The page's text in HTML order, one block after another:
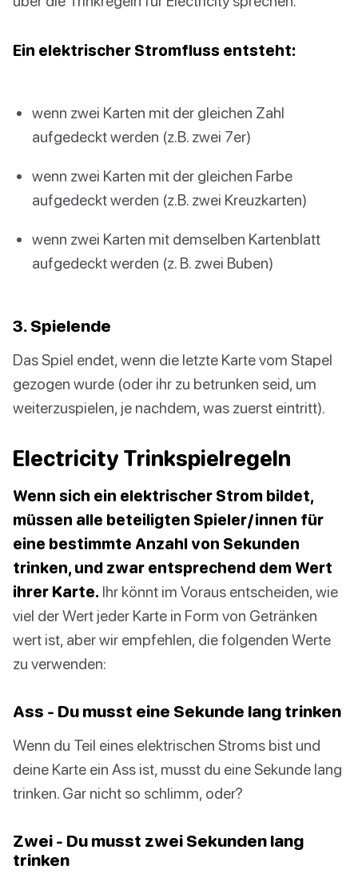
Ein elektrischer Stromfluss entsteht:
wenn zwei Karten mit der gleichen Zahl
aufgedeckt werden (z.B. zwei 7er)
wenn zwei Karten mit der gleichen Farbe
aufgedeckt werden (z.B. zwei Kreuzkarten)
wenn zwei Karten mit demselben Kartenblatt
aufgedeckt werden (z. B. zwei Buben)
3. Spielende
Das Spiel endet, wenn die letzte Karte vom Stapel
gezogen wurde (oder ihr zu betrunken seid, um
weiterzuspielen, je nachdem, was zuerst eintritt).
Electricity Trinkspielregeln
Wenn sich ein elektrischer Strom bildet,
müssen alle beteiligten Spieler/innen für
eine bestimmte Anzahl von Sekunden
trinken, und zwar entsprechend dem Wert
ihrer Karte. Ihr könnt im Voraus entscheiden, wie
viel der Wert jeder Karte in Form von Getränken
wert ist, aber wir empfehlen, die folgenden Werte
zu verwenden:
Ass - Du musst eine Sekunde lang trinken
Wenn du Teil eines elektrischen Stroms bist und
deine Karte ein Ass ist, musst du eine Sekunde lang
trinken. Gar nicht so schlimm, oder?
Zwei - Du musst zwei Sekunden lang
trinken